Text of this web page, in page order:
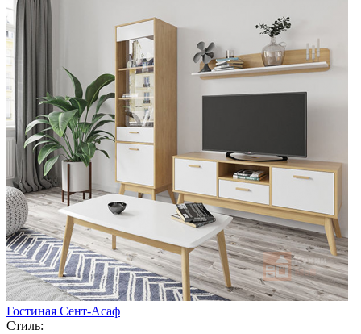
Гостиная Сент-Асаф
Стиль: